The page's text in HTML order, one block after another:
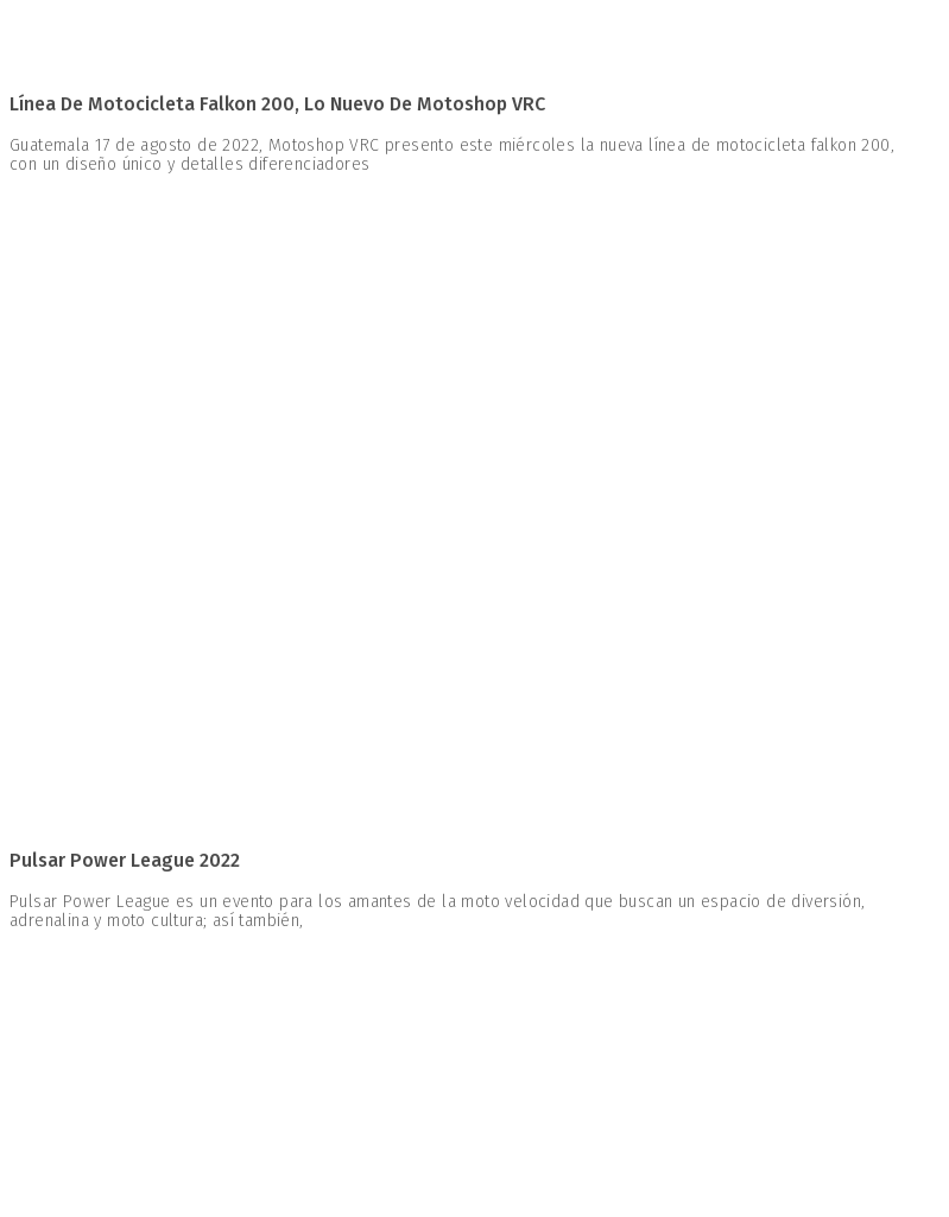
Línea De Motocicleta Falkon 200, Lo Nuevo De Motoshop VRC
Guatemala 17 de agosto de 2022, Motoshop VRC presento este miércoles la nueva línea de motocicleta falkon 200,
con un diseño único y detalles diferenciadores
Pulsar Power League 2022
Pulsar Power League es un evento para los amantes de la moto velocidad que buscan un espacio de diversión,
adrenalina y moto cultura; así también,